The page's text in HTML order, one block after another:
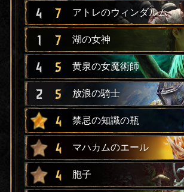
4 7 アトレのウィンダルム
1 7 湖の女神
4 5 黄泉の女魔術師
2 5 放浪の騎士
4 禁忌の知識の瓶
4 マハカムのエール
4 胞子